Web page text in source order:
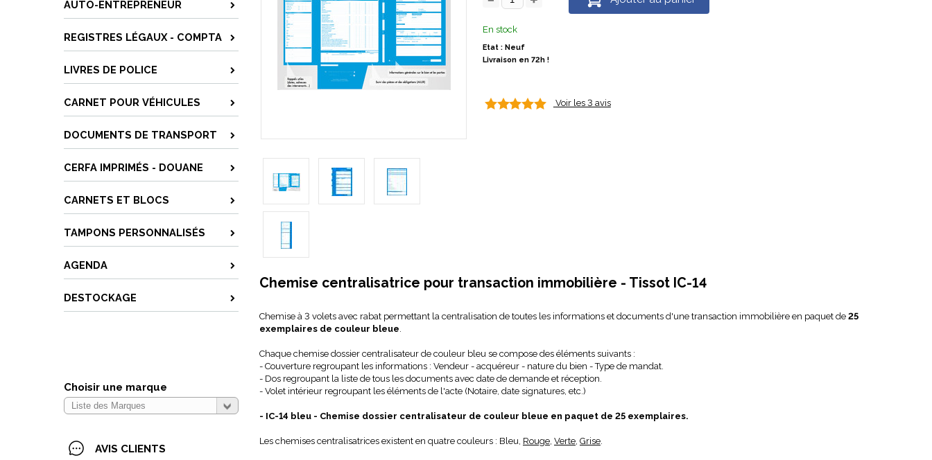
AUTO-ENTREPRENEUR
REGISTRES LÉGAUX - COMPTA
LIVRES DE POLICE
CARNET POUR VÉHICULES
DOCUMENTS DE TRANSPORT
CERFA IMPRIMÉS - DOUANE
CARNETS ET BLOCS
TAMPONS PERSONNALISÉS
AGENDA
DESTOCKAGE
Choisir une marque
AVIS CLIENTS
En stock
Etat : Neuf
Livraison en 72h !
Voir les 3 avis
Chemise centralisatrice pour transaction immobilière - Tissot IC-14
Chemise à 3 volets avec rabat permettant la centralisation de toutes les informations et documents d'une transaction immobilière en paquet de 25
exemplaires de couleur bleue.
Chaque chemise dossier centralisateur de couleur bleu se compose des éléments suivants :
- Couverture regroupant les informations : Vendeur - acquéreur - nature du bien - Type de mandat.
- Dos regroupant la liste de tous les documents avec date de demande et réception.
- Volet intérieur regroupant les éléments de l'acte (Notaire, date signatures, etc.)
- IC-14 bleu - Chemise dossier centralisateur de couleur bleue en paquet de 25 exemplaires.
Les chemises centralisatrices existent en quatre couleurs : Bleu, Rouge, Verte, Grise.